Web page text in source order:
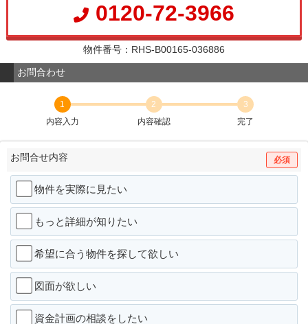
0120-72-3966
物件番号：RHS-B00165-036886
お問合わせ
1
内容入力
2
内容確認
3
完了
お問合せ内容 必須
物件を実際に見たい
もっと詳細が知りたい
希望に合う物件を探して欲しい
図面が欲しい
資金計画の相談をしたい